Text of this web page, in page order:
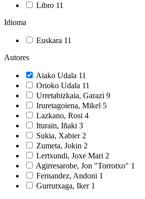
Libro 11
Idioma
Euskara 11
Autores
Aiako Udala 11
Orioko Udala 11
Urretabizkaia, Garazi 9
Iruretagoiena, Mikel 5
Lazkano, Rosi 4
Iturain, Iñaki 3
Sukia, Xabier 2
Zumeta, Jokin 2
Lertxundi, Joxe Mari 2
Agirresarobe, Jon "Torrotxo" 1
Fernandez, Andoni 1
Gurrutxaga, Iker 1